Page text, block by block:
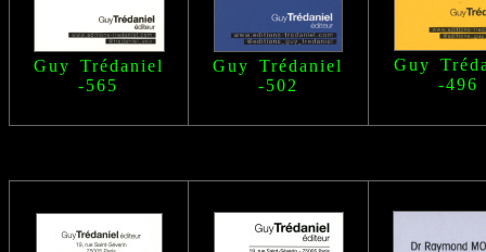
Guy Trédaniel
-565
Guy Trédaniel
-502
Guy
-496